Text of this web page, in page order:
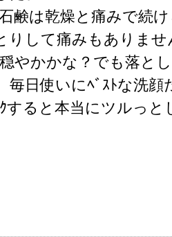
鹸は乾燥と痛みで続
りして痛みもありませ
やかかな？でも落と
毎日使いにﾍﾞｽﾄな洗顔
すると本当にツルっ